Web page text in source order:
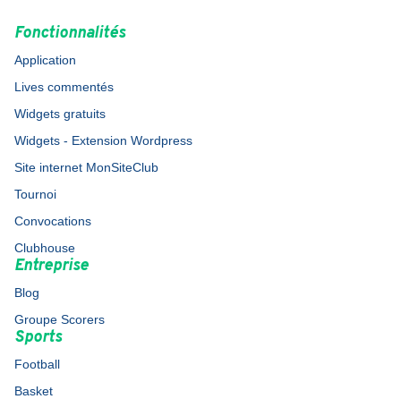
Fonctionnalités
Application
Lives commentés
Widgets gratuits
Widgets - Extension Wordpress
Site internet MonSiteClub
Tournoi
Convocations
Clubhouse
Entreprise
Blog
Groupe Scorers
Sports
Football
Basket